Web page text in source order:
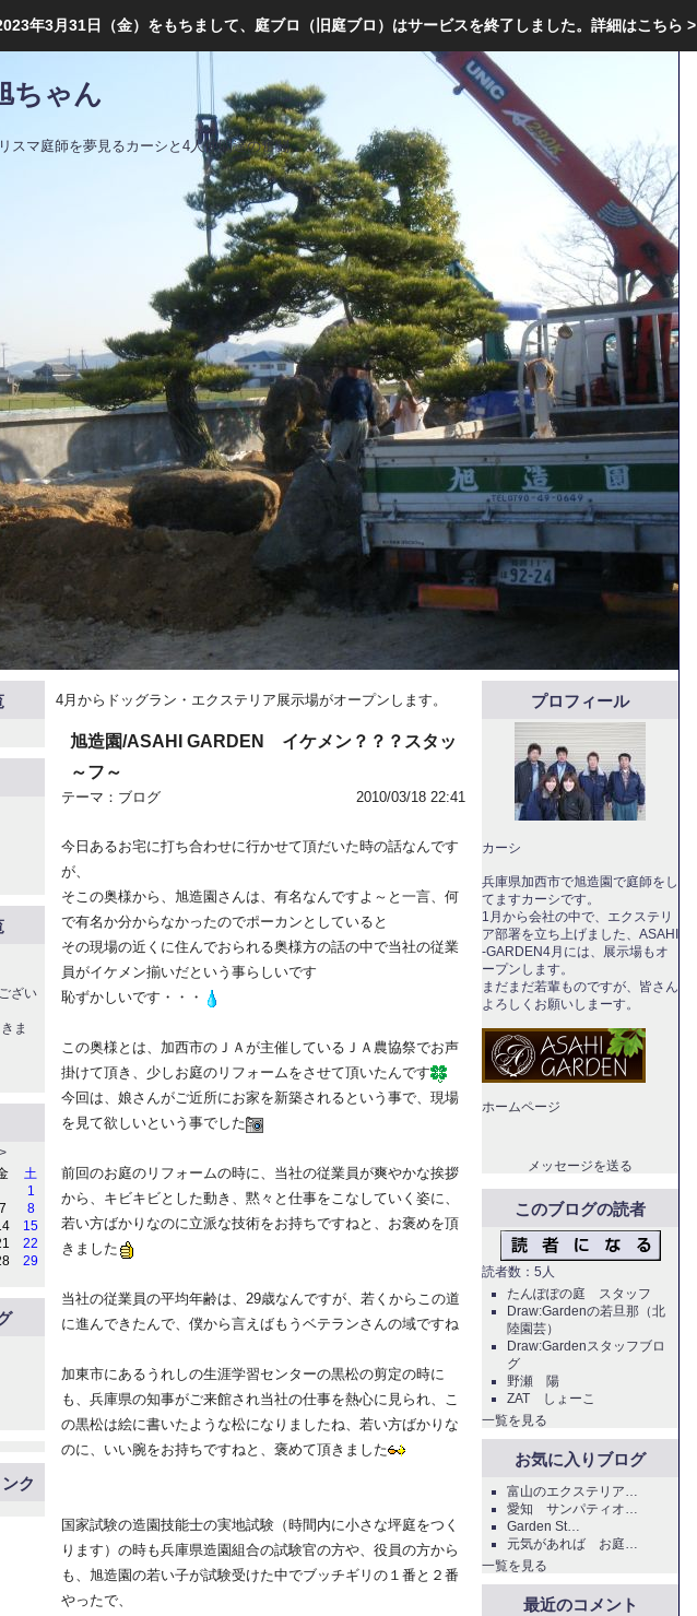
年3月31日（金）をもちまして、庭ブロ（旧庭ブロ）はサービスを終了しました。 詳細はこちら >
ちゃん
スマ庭師を夢見るカーシと4人仲間達の奮闘
4月からドッグラン・エクステリア展示場がオープンします。
旭造園/ASAHI GARDEN イケメン？？？スタッ
～フ～
テーマ： ブログ 2010/03/18 22:41
今日あるお宅に打ち合わせに行かせて頂だいた時の話なんです
が、
そこの奥様から、旭造園さんは、有名なんですよ～と一言、何
で有名か分からなかったのでポーカンとしていると
その現場の近くに住んでおられる奥様方の話の中で当社の従業
員がイケメン揃いだという事らしいです
恥ずかしいです・・・
この奥様とは、加西市のＪＡが主催しているＪＡ農協祭でお声
掛けて頂き、少しお庭のリフォームをさせて頂いたんです
今回は、娘さんがご近所にお家を新築されるという事で、現場
を見て欲しいという事でした
前回のお庭のリフォームの時に、当社の従業員が爽やかな挨拶
から、キビキビとした動き、黙々と仕事をこなしていく姿に、
若い方ばかりなのに立派な技術をお持ちですねと、お褒めを頂
きました
当社の従業員の平均年齢は、29歳なんですが、若くからこの道
に進んできたんで、僕から言えばもうベテランさんの域ですね
加東市にあるうれしの生涯学習センターの黒松の剪定の時に
も、兵庫県の知事がご来館され当社の仕事を熱心に見られ、こ
の黒松は絵に書いたような松になりましたね、若い方ばかりな
のに、いい腕をお持ちですねと、褒めて頂きました
国家試験の造園技能士の実地試験（時間内に小さな坪庭をつく
ります）の時も兵庫県造園組合の試験官の方や、役員の方から
も、旭造園の若い子が試験受けた中でブッチギリの１番と２番
やったで、
ざい
ま
土
1
7
8
15
22
29
ク
プロフィール
カーシ
兵庫県加西市で旭造園で庭師をし
てますカーシです。
1月から会社の中で、エクステリ
ア部署を立ち上げました、ASAHI
-GARDEN4月には、展示場もオ
ープンします。
まだまだ若輩ものですが、皆さん
よろしくお願いしまーす。
ホームページ
メッセージを送る
このブログの読者
読者数：5人
たんぽぽの庭 スタッフ
Draw:Gardenの若旦那（北
陸園芸）
Draw:Gardenスタッフブロ
グ
野瀬 陽
ZAT しょーこ
一覧を見る
お気に入りブログ
富山のエクステリア…
愛知 サンパティオ…
Garden St…
元気があれば お庭…
一覧を見る
最近のコメント